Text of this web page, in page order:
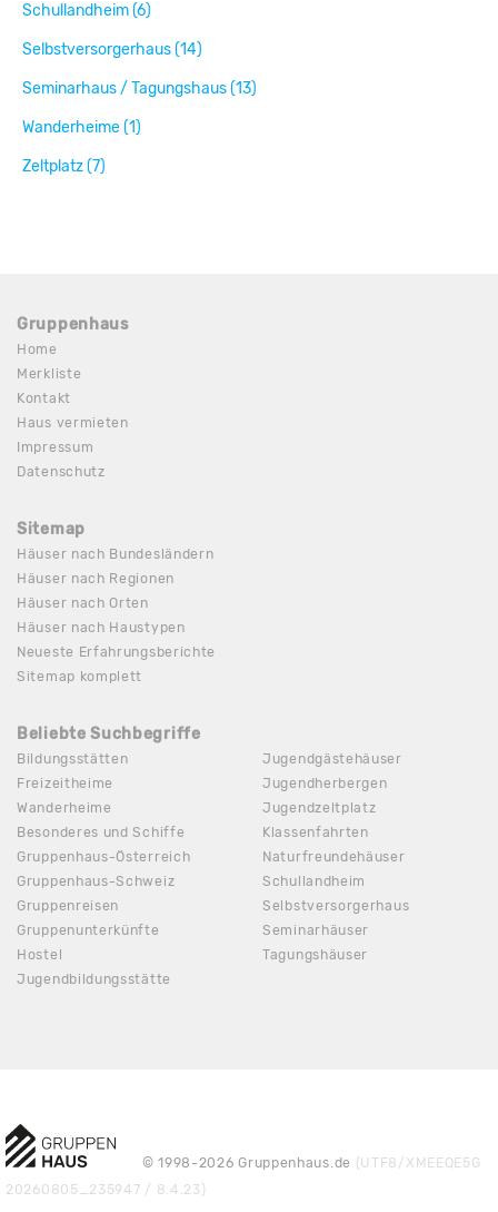
Schullandheim (6)
Selbstversorgerhaus (14)
Seminarhaus / Tagungshaus (13)
Wanderheime (1)
Zeltplatz (7)
Gruppenhaus
Home
Merkliste
Kontakt
Haus vermieten
Impressum
Datenschutz
Sitemap
Häuser nach Bundesländern
Häuser nach Regionen
Häuser nach Orten
Häuser nach Haustypen
Neueste Erfahrungsberichte
Sitemap komplett
Beliebte Suchbegriffe
Bildungsstätten
Freizeitheime
Wanderheime
Besonderes und Schiffe
Gruppenhaus-Österreich
Gruppenhaus-Schweiz
Gruppenreisen
Gruppenunterkünfte
Hostel
Jugendbildungsstätte
Jugendgästehäuser
Jugendherbergen
Jugendzeltplatz
Klassenfahrten
Naturfreundehäuser
Schullandheim
Selbstversorgerhaus
Seminarhäuser
Tagungshäuser
© 1998-2026 Gruppenhaus.de
(UTF8/XMEEQE5G
20260805_235947 / 8.4.23)